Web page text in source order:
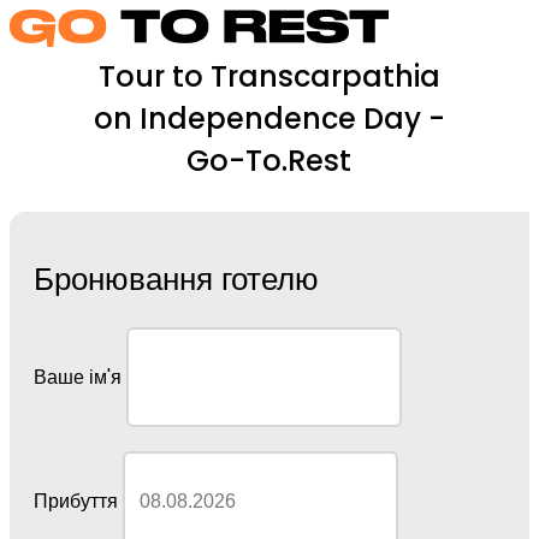
Tour to Transcarpathia
on Independence Day -
Go-To.Rest
Бронювання готелю
Ваше ім'я
Прибуття